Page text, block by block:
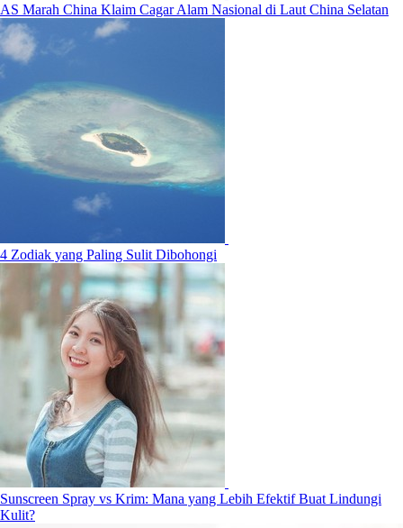
AS Marah China Klaim Cagar Alam Nasional di Laut China Selatan
4 Zodiak yang Paling Sulit Dibohongi
Sunscreen Spray vs Krim: Mana yang Lebih Efektif Buat Lindungi
Kulit?